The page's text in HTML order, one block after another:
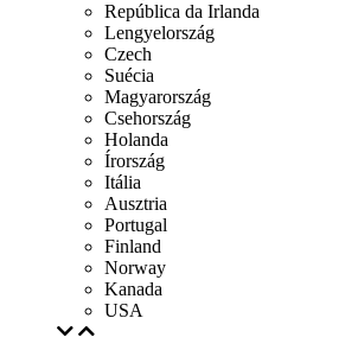
República da Irlanda
Lengyelország
Czech
Suécia
Magyarország
Csehország
Holanda
Írország
Itália
Ausztria
Portugal
Finland
Norway
Kanada
USA